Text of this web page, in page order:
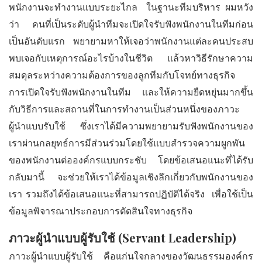
พนักงานจะทำงานแบบระยะไกล ในฐานะทีมบริหาร ผมหวัง
ว่า คนที่เป็นระดับผู้นำทีมจะเปิดใจรับฟังพนักงานในทีมก่อน
เป็นอันดับแรก พยายามหาให้เจอว่าพนักงานแต่ละคนประสบ
พบเจอกับเหตุการณ์อะไรบ้างในชีวิต แล้วหาวิธีรักษาความ
สมดุลระหว่างความต้องการของลูกทีมกับโจทย์ทางธุรกิจ
การเปิดใจรับฟังพนักงานในทีม และให้ความยืดหยุ่นมากขึ้น
กับวิธีการและสถานที่ในการทำงานเป็นส่วนหนึ่งของภาวะ
ผู้นำแบบรับใช้ ซึ่งเราได้มีความพยายามรับฟังพนักงานของ
เราผ่านกลยุทธ์การมีส่วนร่วมโดยใช้แบบสำรวจความผูกพัน
ของพนักงานต่อองค์กรแบบกระชับ โดยข้อเสนอแนะที่ได้รับ
กลับมานี้ จะช่วยให้เราได้ข้อมูลเชิงลึกเกี่ยวกับพนักงานของ
เรา รวมถึงได้ข้อเสนอแนะที่สามารถปฏิบัติได้จริง เพื่อใช้เป็น
ข้อมูลพิจารณาประกอบการตัดสินใจทางธุรกิจ
ภาวะผู้นำแบบผู้รับใช้ (Servant Leadership)
ภาวะผู้นำแบบผู้รับใช้ คือแก่นใจกลางของวัฒนธรรมองค์กร